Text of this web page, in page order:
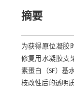
摘要
为获得原位凝胶
修复用水凝胶支
素蛋白（SF）基
枝改性后的透明